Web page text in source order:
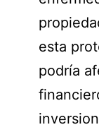
esta
podría